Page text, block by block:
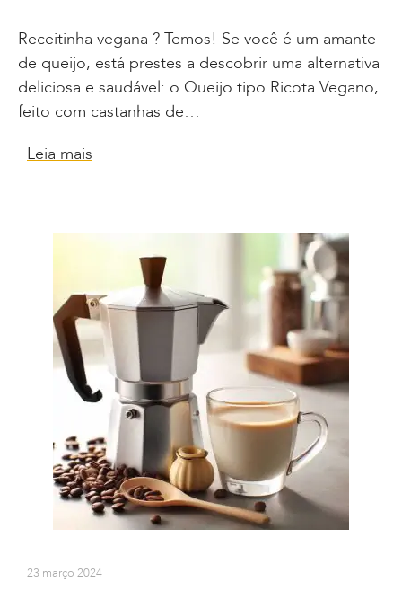
Receitinha vegana ? Temos! Se você é um amante
de queijo, está prestes a descobrir uma alternativa
deliciosa e saudável: o Queijo tipo Ricota Vegano,
feito com castanhas de…
Leia mais
23 março 2024